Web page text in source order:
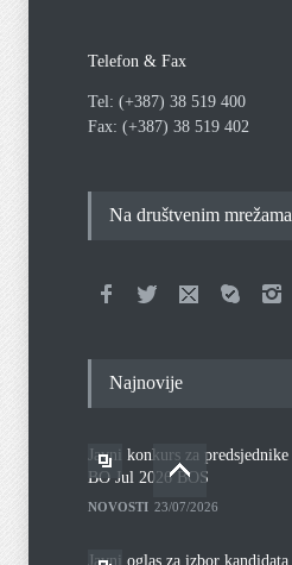
Telefon & Fax
Tel: (+387) 38 519 400
Fax: (+387) 38 519 402
Na društvenim mrežama
Najnovije
Javni konkurs za predsjednike
BO Jul 2026 BOS
NOVOSTI 23/07/2026
Javni oglas za izbor kandidata